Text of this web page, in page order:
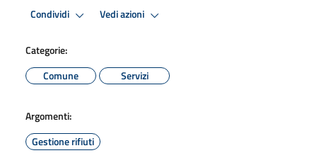
Condividi Vedi azioni
Categorie:
Comune
Servizi
Argomenti:
Gestione rifiuti